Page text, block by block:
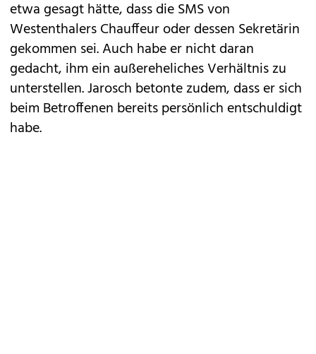
etwa gesagt hätte, dass die SMS von
Westenthalers Chauffeur oder dessen Sekretärin
gekommen sei. Auch habe er nicht daran
gedacht, ihm ein außereheliches Verhältnis zu
unterstellen. Jarosch betonte zudem, dass er sich
beim Betroffenen bereits persönlich entschuldigt
habe.